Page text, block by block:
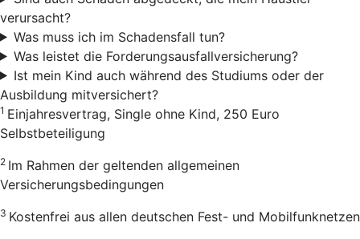
verursacht?
Was muss ich im Schadensfall tun?
Was leistet die Forderungsausfallversicherung?
Ist mein Kind auch während des Studiums oder der
Ausbildung mitversichert?
1 Einjahresvertrag, Single ohne Kind, 250 Euro
Selbstbeteiligung
2 Im Rahmen der geltenden allgemeinen
Versicherungsbedingungen
3 Kostenfrei aus allen deutschen Fest- und Mobilfunknetzen